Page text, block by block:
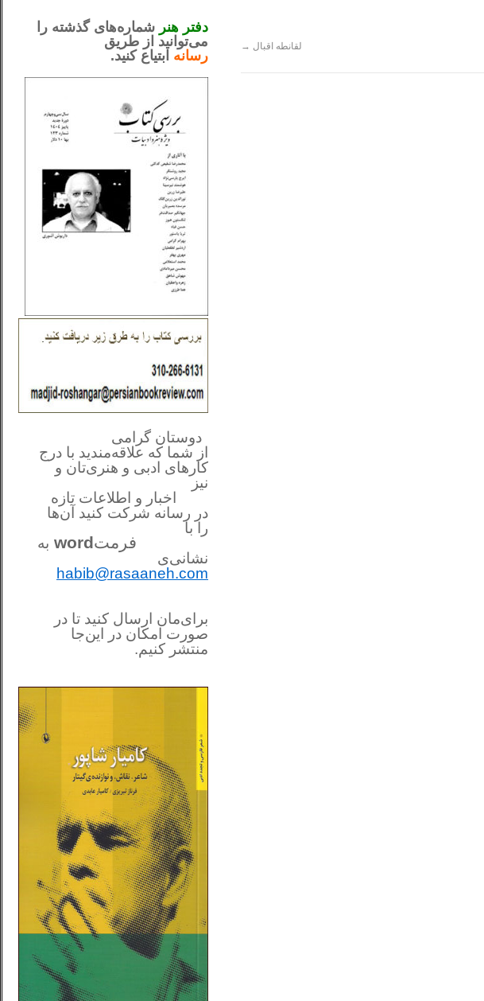
لقانطه اقبال →
دفتر هنر شماره‌های گذشته را
می‌توانید از طریق
رسانه ابتیاع کنید.
دوستان گرامی
از شما که علاقه‌مندید با درج
کارهای‌ ادبی و هنری‌تان و
نیز
اخبار و اطلاعات تازه
در رسانه شرکت کنید آن‌ها
را با
فرمتword به
نشانی‌ی
habib@rasaaneh.com
برای‌مان ارسال کنید تا در
صورت امکان در این‌جا
منتشر کنیم.